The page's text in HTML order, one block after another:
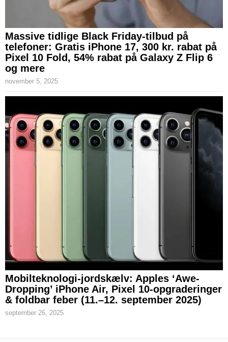
Massive tidlige Black Friday-tilbud på
telefoner: Gratis iPhone 17, 300 kr. rabat på
Pixel 10 Fold, 54% rabat på Galaxy Z Flip 6
og mere
november 5, 2025
Mobilteknologi-jordskælv: Apples ‘Awe-
Dropping’ iPhone Air, Pixel 10-opgraderinger
& foldbar feber (11.–12. september 2025)
september 26, 2025